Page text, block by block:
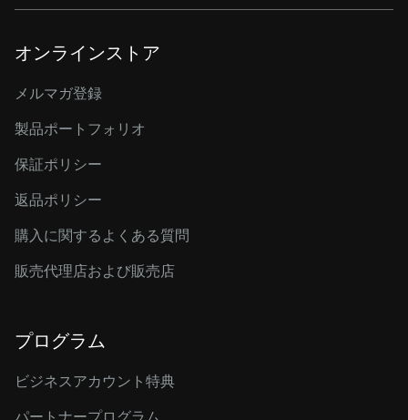
オンラインストア
メルマガ登録
製品ポートフォリオ
保証ポリシー
返品ポリシー
購入に関するよくある質問
販売代理店および販売店
プログラム
ビジネスアカウント特典